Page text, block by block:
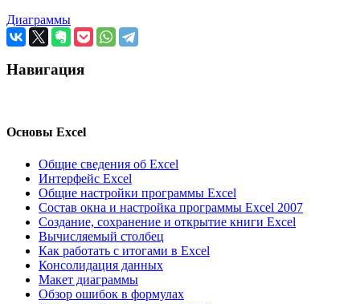
Диаграммы
Навигация
Основы Excel
Общие сведения об Excel
Интерфейс Excel
Общие настройки программы Excel
Состав окна и настройка программы Excel 2007
Создание, сохранение и открытие книги Excel
Вычисляемый столбец
Как работать с итогами в Excel
Консолидация данных
Макет диаграммы
Обзор ошибок в формулах